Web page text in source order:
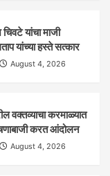
यांचा माजी
यांच्या हस्ते सत्कार
August 4, 2026
वक्तव्याचा करमाळ्यात
करत आंदोलन
August 4, 2026